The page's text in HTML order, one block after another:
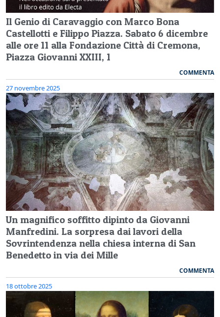
Il Genio di Caravaggio con Marco Bona
Castellotti e Filippo Piazza. Sabato 6 dicembre
alle ore 11 alla Fondazione Città di Cremona,
Piazza Giovanni XXIII, 1
COMMENTA
27 novembre 2025
Un magnifico soffitto dipinto da Giovanni
Manfredini. La sorpresa dai lavori della
Sovrintendenza nella chiesa interna di San
Benedetto in via dei Mille
COMMENTA
18 ottobre 2025